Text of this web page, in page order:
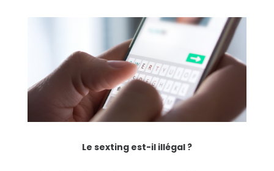
Le sexting est-il illégal ?